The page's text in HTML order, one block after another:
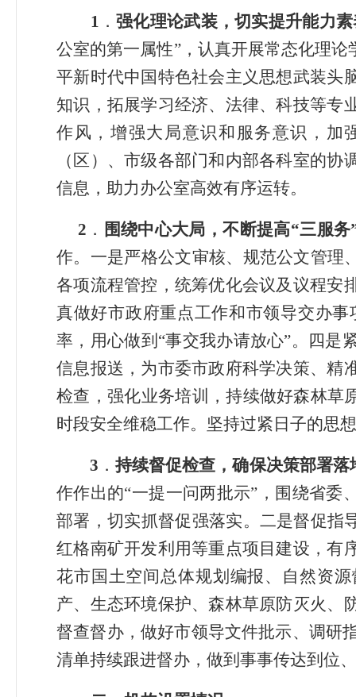
1 ．强化理论武装，切实提升能力
公室的第一属性”，认真开展常态化理
平新时代中国特色社会主义思想武装头
知识，拓展学习经济、法律、科技等专
作风，增强大局意识和服务意识，加
（区）、市级各部门和内部各科室的
信息，助力办公室高效有序运转。
2 ． 围绕中心大局，不断提高“三服务
作。一是严格公文审核、规范公文管理
各项流程管控，统筹优化会议及议程安
真做好市政府重点工作和市领导交办
率，用心做到“事交我办请放心”。四是
信息报送，为市委市政府科学决策、精
检查，强化业务培训，持续做好森林草
时段安全维稳工作。坚持过紧日子的思
3 ．持续督促检查，确保决策部署落
作作出的“一提一问两批示”，围绕省委
部署，切实抓督促强落实。二是督促指
红格南矿开发利用等重点项目建设，有
花市国土空间总体规划编报、自然资
产、生态环境保护、森林草原防灭火、
督查督办，做好市领导文件批示、调研
清单持续跟进督办，做到事事传达到位